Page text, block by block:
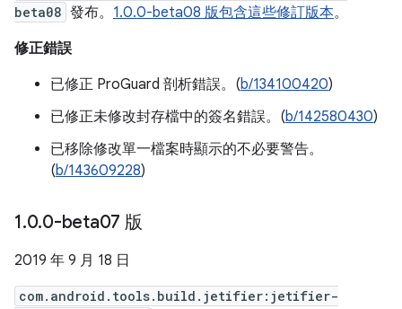
beta08 發布。 1.0.0-beta08 版包含這些修訂版本。
修正錯誤
已修正 ProGuard 剖析錯誤。(b/134100420)
已修正未修改封存檔中的簽名錯誤。(b/142580430)
已移除修改單一檔案時顯示的不必要警告。
(b/143609228)
1.0.0-beta07 版
2019 年 9 月 18 日
com.android.tools.build.jetifier:jetifier-